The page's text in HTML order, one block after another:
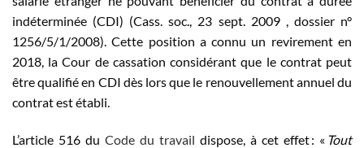
indéterminée (CDI) (Cass. soc., 23 sept. 2009 , dossier n°
1256/5/1/2008). Cette position a connu un revirement en
2018, la Cour de cassation considérant que le contrat peut
être qualifié en CDI dès lors que le renouvellement annuel du
contrat est établi.
L’article 516 du Code du travail dispose, à cet effet : « Tout